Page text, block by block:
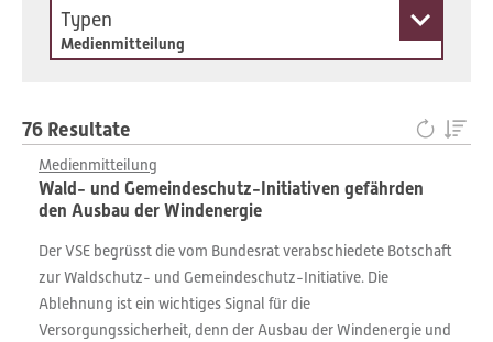
Typen
Medienmitteilung
76 Resultate
Medienmitteilung
Wald- und Gemeindeschutz-Initiativen gefährden
den Ausbau der Windenergie
Der VSE begrüsst die vom Bundesrat verabschiedete Botschaft
zur Waldschutz- und Gemeindeschutz-Initiative. Die
Ablehnung ist ein wichtiges Signal für die
Versorgungssicherheit, denn der Ausbau der Windenergie und